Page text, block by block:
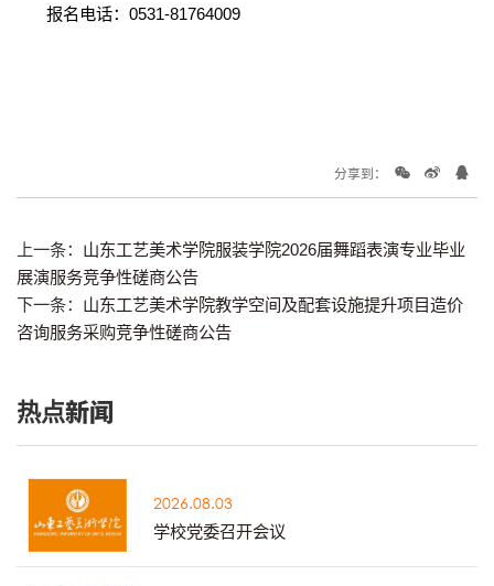
报名电话：0531-81764009
分享到：
上一条： 山东工艺美术学院服装学院2026届舞蹈表演专业毕业
展演服务竞争性磋商公告
下一条： 山东工艺美术学院教学空间及配套设施提升项目造价
咨询服务采购竞争性磋商公告
热点新闻
2026.08.03
学校党委召开会议